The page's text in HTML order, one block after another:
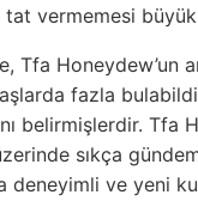
tat vermemesi
Tfa Honeydew’un
fazla
belirmişlerdir. Tfa
sıkça
deneyimli ve yeni